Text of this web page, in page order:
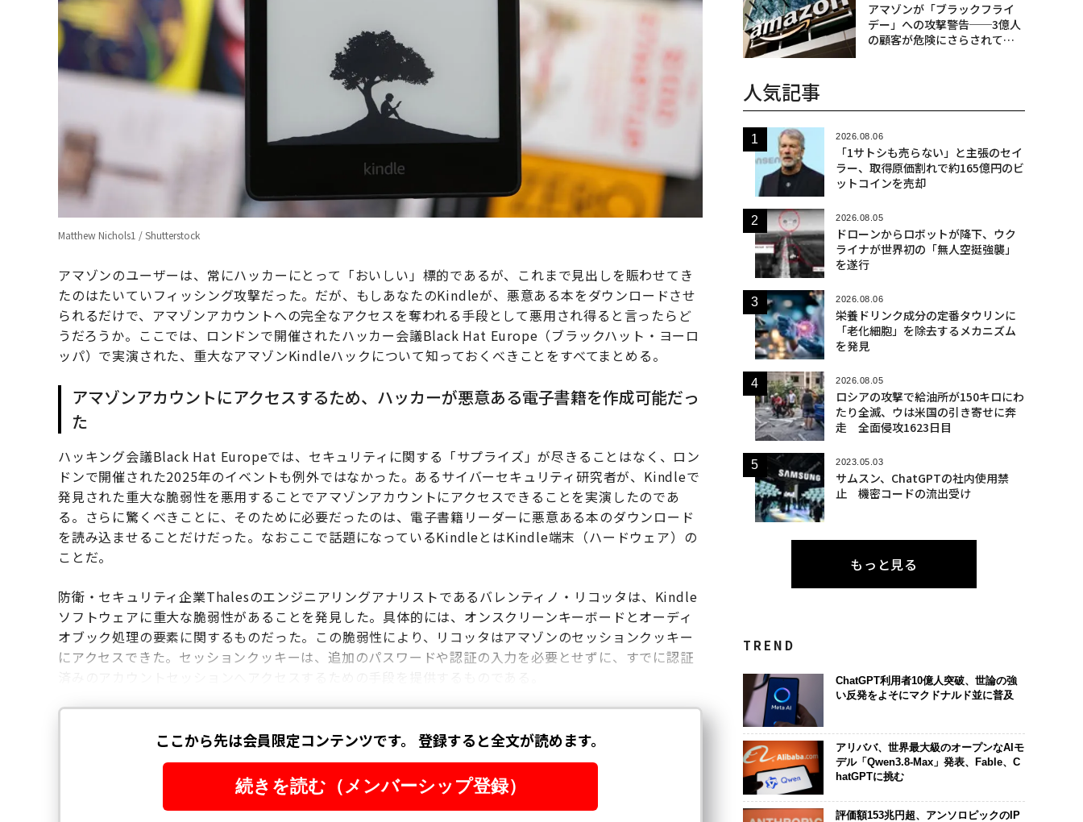
Matthew Nichols1 / Shutterstock
アマゾンのユーザーは、常にハッカーにとって「おいしい」標的であるが、これまで見出しを賑わせてき
たのはたいていフィッシング攻撃だった。だが、もしあなたのKindleが、悪意ある本をダウンロードさせ
られるだけで、アマゾンアカウントへの完全なアクセスを奪われる手段として悪用され得ると言ったらど
うだろうか。ここでは、ロンドンで開催されたハッカー会議Black Hat Europe（ブラックハット・ヨーロ
ッパ）で実演された、重大なアマゾンKindleハックについて知っておくべきことをすべてまとめる。
アマゾンアカウントにアクセスするため、ハッカーが悪意ある電子書籍を作成可能だっ
た
ハッキング会議Black Hat Europeでは、セキュリティに関する「サプライズ」が尽きることはなく、ロン
ドンで開催された2025年のイベントも例外ではなかった。あるサイバーセキュリティ研究者が、Kindleで
発見された重大な脆弱性を悪用することでアマゾンアカウントにアクセスできることを実演したのであ
る。さらに驚くべきことに、そのために必要だったのは、電子書籍リーダーに悪意ある本のダウンロード
を読み込ませることだけだった。なおここで話題になっているKindleとはKindle端末（ハードウェア）の
ことだ。
防衛・セキュリティ企業Thalesのエンジニアリングアナリストであるバレンティノ・リコッタは、Kindle
ソフトウェアに重大な脆弱性があることを発見した。具体的には、オンスクリーンキーボードとオーディ
オブック処理の要素に関するものだった。この脆弱性により、リコッタはアマゾンのセッションクッキー
にアクセスできた。セッションクッキーは、追加のパスワードや認証の入力を必要とせずに、すでに認証
アマゾンが「ブラックフライ
デー」への攻撃警告──3億人
の顧客が危険にさらされてい
人気記事
2026.08.06
「1サトシも売らない」と主張のセイ
ラー、取得原価割れで約165億円のビ
ットコインを売却
2026.08.05
ドローンからロボットが降下、ウク
ライナが世界初の「無人空挺強襲」
を遂行
2026.08.06
栄養ドリンク成分の定番タウリンに
「老化細胞」を除去するメカニズム
を発見
2026.08.05
ロシアの攻撃で給油所が150キロにわ
たり全滅、ウは米国の引き寄せに奔
走 全面侵攻1623日目
2023.05.03
サムスン、ChatGPTの社内使用禁
止 機密コードの流出受け
もっと見る
TREND
ChatGPT利用者10億人突破、世論の強
い反発をよそにマクドナルド並に普及
アリババ、世界最大級のオープンなAIモ
デル「Qwen3.8-Max」発表、Fable、C
hatGPTに挑む
評価額153兆円超、アンソロピックのIP